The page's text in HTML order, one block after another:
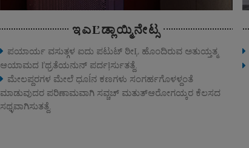
ಇಎĽಡ್ಲಾಯ್ಮಿನೇಟ್ಸ
ಪಯಾರ್ಯ ವಸುತ್ಗಳ ಐದು ಪಟುಟ್ ಠೀĻ ಹೊಂದಿರುವ ಅತುಯ್ತತ್ಮ
ಆಯಾಮದ ľಥ್ರತೆಯನುನ್ ಪರ್ದļರ್ಸುತತ್ದೆ.
ಮೇಲಪ್ದರಗಳ ಮೇಲೆ ಧೂĺನ ಕಣಗಳು ಸಂಗರ್ಹಗೊಳಳ್ದಂತೆ
ಮಾಡುವುದರ ಪರಿಣಾಮವಾಗಿ ಸವ್ಚಚ್ ಮತುತ್ಆರೋಗಯ್ಕರ ಕೆಲಸದ
ಸಥ್ಳವಾಗಿಸುತತ್ದೆ.